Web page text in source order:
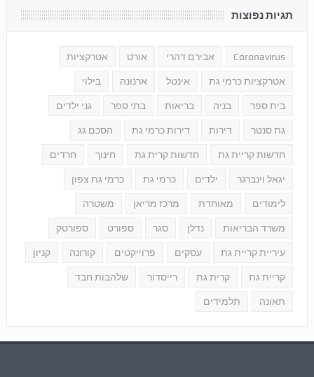
תגיות נפוצות
Coronavirus אבירם דהרי אורט אטרקציות
אטרקציות כרמי גת אינטל ארנונה בילוי
בית ספר בניה בריאות בתי ספר גני ילדים
גת סנטר דירות דירות כרמי גת הסכם גג
חדשות קריית גת חדשות קרית גת חינוך חרדים
יגאל וינברגר ילדים כרמי גת כרמי גת צפון
לימודים מאוחדת מרכז מריאן משטרה
משרד הבריאות נדלן סגר ספורט ספורטק
עיריית קריית גת עסקים פרוייקטים קורונה קניון
קריית גת קרית גת רייסדור שלהבות חבד
תאונה תלמידים